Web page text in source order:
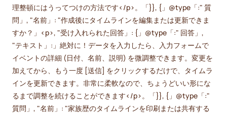
理整頓にはうってつけの方法です</p>。「}}, {」@type「:" 質
問」, "名前」: "作成後にタイムラインを編集または更新できま
すか？」<p>, "受け入れられた回答」: {」@type「:" 回答」,
"テキスト」:」絶対に！データを入力したら、入力フォームで
イベントの詳細 (日付、名前、説明) を微調整できます。変更を
加えてから、もう一度 [送信] をクリックするだけで、タイムラ
インを更新できます。非常に柔軟なので、ちょうどいい形にな
るまで調整を続けることができます</p>。「}}, {」@type「:"
質問」, "名前」: "家族歴のタイムラインを印刷または共有する